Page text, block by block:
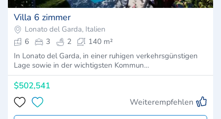
Villa 6 zimmer
Lonato del Garda, Italien
6
3 2
140 m²
In Lonato del Garda, in einer ruhigen verkehrsgünstigen
Lage sowie in der wichtigsten Kommun…
$502,541
Weiterempfehlen